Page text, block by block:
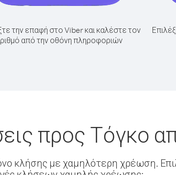
την επαφή στο Viber και καλέστε τον
από την οθόνη πληροφοριών
προς Τόγκο
κλήσης με χαμηλότερη χρέωση.